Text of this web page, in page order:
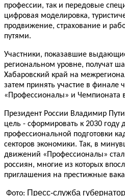
профессии, так и передовые
цифровая моделировка,
продвижение, страхование и
путями.
Участники, показавшие
региональном уровне, получат
Хабаровский край на
затем принять участие в финале
«Профессионалы» и Чемпионата
Президент России Владимир
цель - сформировать к 2030 году
профессиональной подготовки
секторов экономики. Так, в
движений «Профессионалы»
россиян, многие из которых
приглашения на престижные
Фото: Пресс-служба